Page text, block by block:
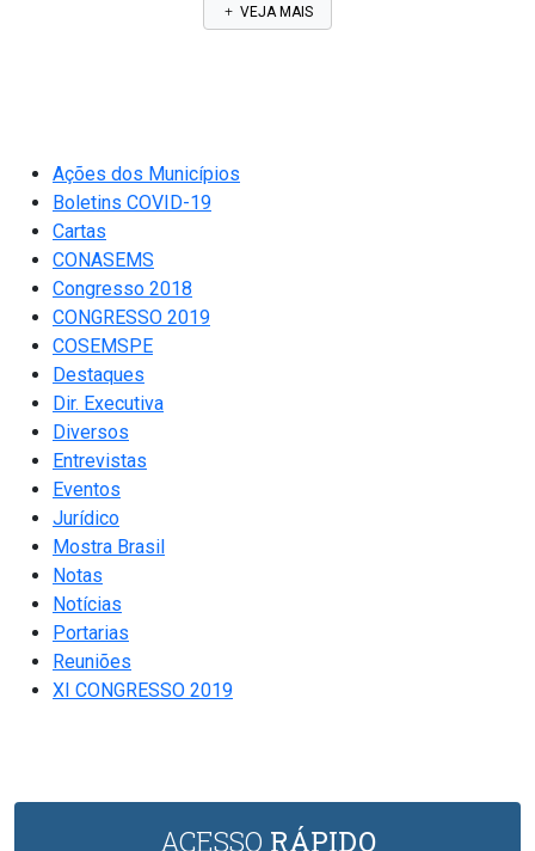
VEJA MAIS
Ações dos Municípios
Boletins COVID-19
Cartas
CONASEMS
Congresso 2018
CONGRESSO 2019
COSEMSPE
Destaques
Dir. Executiva
Diversos
Entrevistas
Eventos
Jurídico
Mostra Brasil
Notas
Notícias
Portarias
Reuniões
XI CONGRESSO 2019
ACESSO RÁPIDO